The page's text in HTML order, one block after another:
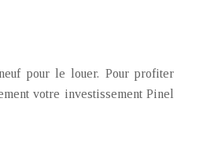
pour le louer. Pour profiter
votre investissement Pinel